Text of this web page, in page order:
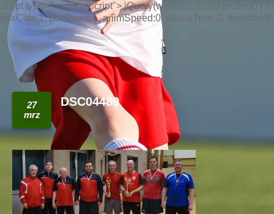
script type="text/javascript"> jQuery(window).load(function() {
boxCols:1, boxRows:1, animSpeed:0, pauseTime:0,
27
mrz
DSC04489